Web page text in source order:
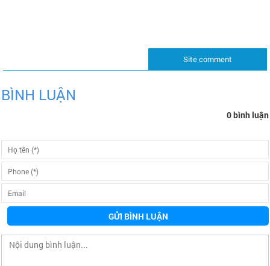
Site comment
BÌNH LUẬN
0 bình luận
GỬI BÌNH LUẬN